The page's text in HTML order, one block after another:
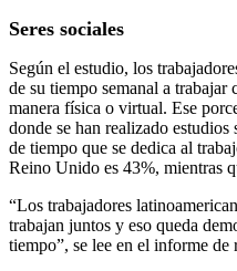
Seres sociales
Según el estudio, los
de su tiempo semanal a trabajar
manera física o virtual. Ese
donde se han realizado
de tiempo que se dedica al
Reino Unido es 43%, mientras
“Los trabajadores
trabajan juntos y eso queda
tiempo”, se lee en el informe de